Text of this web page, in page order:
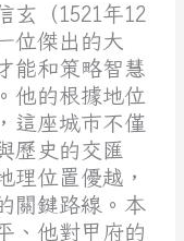
玄（1521年12
位傑出的大
能和策略智慧
他的根據地位
這座城市不僅
歷史的交匯
理位置優越，
關鍵路線。本
、他對甲府的